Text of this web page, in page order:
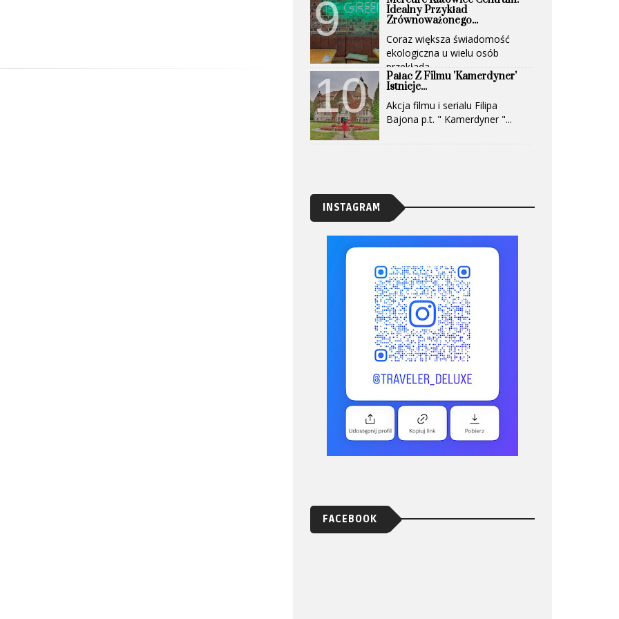
Idealny Przykład
Zrównoważonego...
Coraz większa świadomość
ekologiczna u wielu osób
przekłada...
Pałac Z Filmu 'Kamerdyner'
Istnieje...
Akcja filmu i serialu Filipa
Bajona p.t. " Kamerdyner "...
INSTAGRAM
FACEBOOK